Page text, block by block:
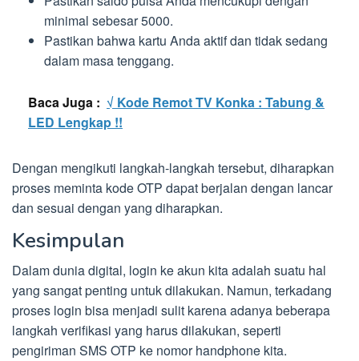
minimal sebesar 5000.
Pastikan bahwa kartu Anda aktif dan tidak sedang
dalam masa tenggang.
Baca Juga : √ Kode Remot TV Konka : Tabung &
LED Lengkap !!
Dengan mengikuti langkah-langkah tersebut, diharapkan
proses meminta kode OTP dapat berjalan dengan lancar
dan sesuai dengan yang diharapkan.
Kesimpulan
Dalam dunia digital, login ke akun kita adalah suatu hal
yang sangat penting untuk dilakukan. Namun, terkadang
proses login bisa menjadi sulit karena adanya beberapa
langkah verifikasi yang harus dilakukan, seperti
pengiriman SMS OTP ke nomor handphone kita.